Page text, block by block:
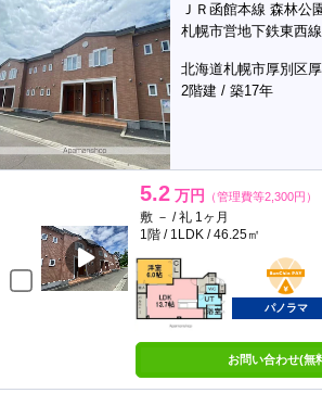
ＪＲ函館本線 森林公
札幌市営地下鉄東西
北海道札幌市厚別区
2階建 / 築17年
5.2 万円 （管理費等2,300円）
敷 － / 礼 1ヶ月
1階 / 1LDK / 46.25㎡
パノラマ
お問い合わせ(無